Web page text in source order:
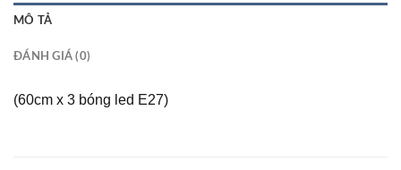
MÔ TẢ
ĐÁNH GIÁ (0)
(60cm x 3 bóng led E27)